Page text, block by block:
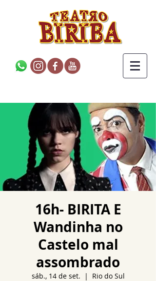
16h- BIRITA E
Wandinha no
Castelo mal
assombrado
sáb., 14 de set.
  |
Rio do Sul